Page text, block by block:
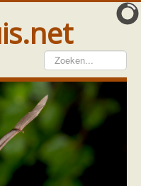
Vleermuis gezien
Waarneming doorgeven
Wat doen wij met meldingen
Telinstructie